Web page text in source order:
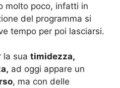
molto poco, infatti in
del programma si
tempo per poi lasciarsi.
la sua timidezza,
ad oggi appare un
, ma con delle